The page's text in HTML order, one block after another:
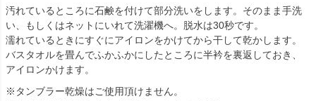
汚れているところに石鹸を付けて部分洗いをします。そのまま手洗
い、もしくはネットにいれて洗濯機へ。脱水は30秒です。
濡れているときにすぐにアイロンをかけてから干して乾かします。
バスタオルを畳んでふかふかにしたところに半衿を裏返しておき、
アイロンかけます。
※タンブラー乾燥はご使用頂けません。